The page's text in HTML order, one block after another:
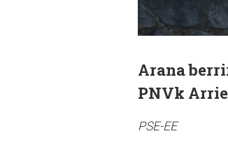
Arana
PNVk
PSE-EE